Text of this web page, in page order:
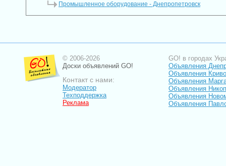
Промышленное оборудование - Днепропетровск
© 2006-2026
Доски объявлений GO!
Контакт с нами:
Модератор
Техподдержка
Реклама
GO! в городах
Объявления
Объявления
Объявления
Объявления
Объявления
Объявления